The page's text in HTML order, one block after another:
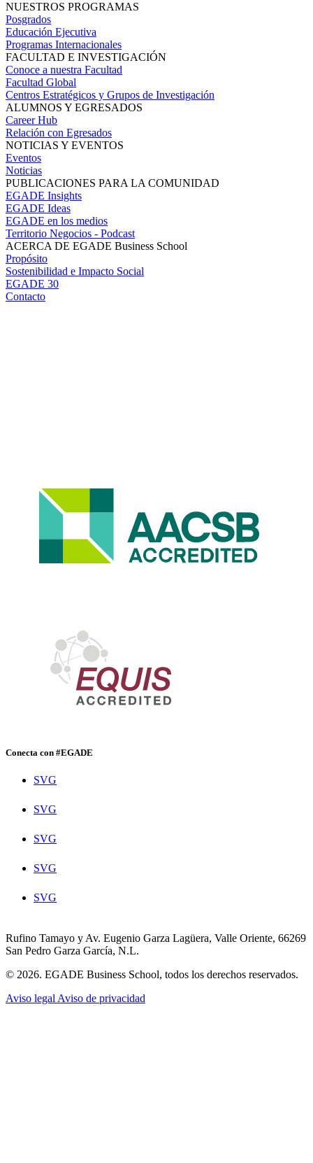
NUESTROS PROGRAMAS
Posgrados
Educación Ejecutiva
Programas Internacionales
FACULTAD E INVESTIGACIÓN
Conoce a nuestra Facultad
Facultad Global
Centros Estratégicos y Grupos de Investigación
ALUMNOS Y EGRESADOS
Career Hub
Relación con Egresados
NOTICIAS Y EVENTOS
Eventos
Noticias
PUBLICACIONES PARA LA COMUNIDAD
EGADE Insights
EGADE Ideas
EGADE en los medios
Territorio Negocios - Podcast
ACERCA DE EGADE Business School
Propósito
Sostenibilidad e Impacto Social
EGADE 30
Contacto
Conecta con #EGADE
SVG
SVG
SVG
SVG
SVG
Rufino Tamayo y Av. Eugenio Garza Lagüera, Valle Oriente, 66269
San Pedro Garza García, N.L.
© 2026. EGADE Business School, todos los derechos reservados.
Aviso legal Aviso de privacidad